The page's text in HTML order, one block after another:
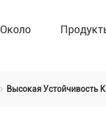
Около
Высокая Устойчивость